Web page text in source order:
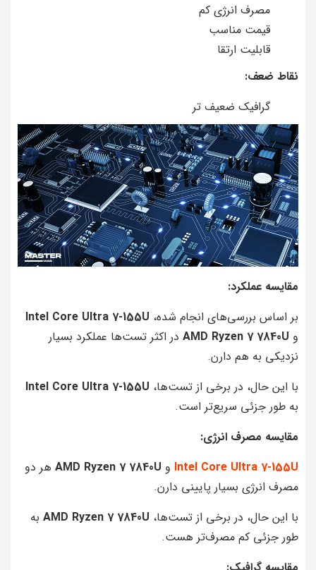
مصرف انرژی کم
قیمت مناسب
قابلیت ارتقا
نقاط ضعف:
گرافیک ضعیف تر
مقایسه عملکرد:
بر اساس بررسی‌های انجام شده، Intel Core Ultra 7-155U
و AMD Ryzen 7 7840U در اکثر تست‌ها عملکرد بسیار
نزدیکی به هم دارن.
با این حال، در برخی از تست‌ها، Intel Core Ultra 7-155U
به طور جزئی سریع‌تر است.
مقایسه مصرف انرژی:
Intel Core Ultra 7-155U و AMD Ryzen 7 7840U هر دو
مصرف انرژی بسیار پایینی دارن.
با این حال، در برخی از تست‌ها، AMD Ryzen 7 7840U به
طور جزئی کم مصرف‌تر هست.